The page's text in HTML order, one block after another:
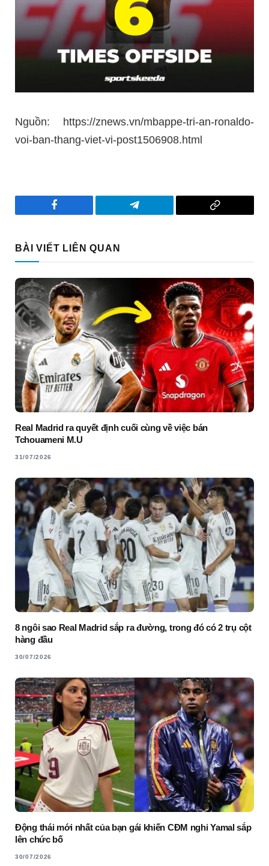
Nguồn: https://znews.vn/mbappe-tri-an-ronaldo-
voi-ban-thang-viet-vi-post1506908.html
Facebook Telegram
Copy
BÀI VIẾT LIÊN QUAN
Real Madrid ra quyết định cuối cùng về việc bán
Tchouameni M.U
31/07/2026
8 ngôi sao Real Madrid sắp ra đường, trong đó có 2 trụ cột
hàng đầu
30/07/2026
Động thái mới nhất của bạn gái khiến CĐM nghi Yamal sắp
lên chức bố
30/07/2026